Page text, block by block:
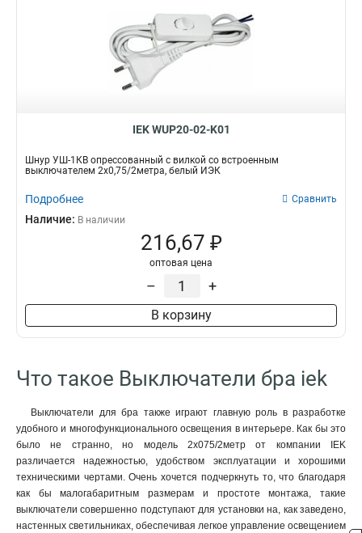
IEK WUP20-02-K01
Шнур УШ-1КВ опрессованный с вилкой со встроенным
выключателем 2х0,75/2метра, белый ИЭК
Подробнее Сравнить
Наличие: В наличии
216,67 ₽
оптовая цена
– +
В корзину
Что такое Выключатели бра iek
Выключатели для бра также играют главную роль в разработке
удобного и многофункционального освещения в интерьере. Как бы это
было не странно, но модель 2х075/2метр от компании IEK
различается надежностью, удобством эксплуатации и хорошими
техническими чертами. Очень хочется подчеркнуть то, что благодаря
как бы малогабаритным размерам и простоте монтажа, такие
выключатели совершенно подступают для установки на, как заведено,
настенных светильниках, обеспечивая легкое управление освещением